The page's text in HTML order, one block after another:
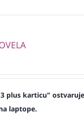
plus karticu"
laptope.